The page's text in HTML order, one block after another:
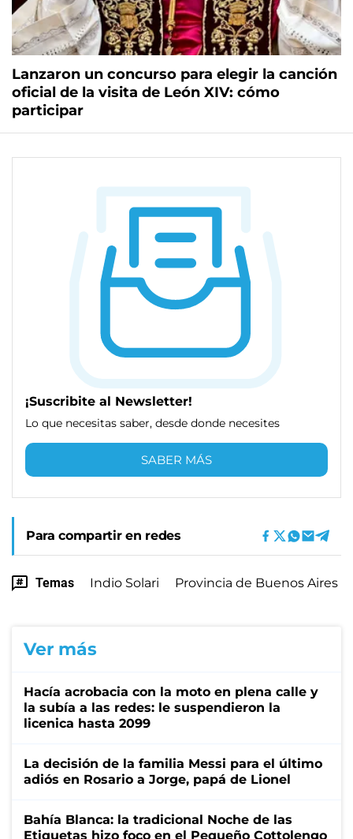
Lanzaron un concurso para elegir la canción
oficial de la visita de León XIV: cómo
participar
¡Suscribite al Newsletter!
Lo que necesitas saber, desde donde necesites
SABER MÁS
Para compartir en redes
Temas Indio Solari Provincia de Buenos Aires
Ver más
Hacía acrobacia con la moto en plena calle y
la subía a las redes: le suspendieron la
licenica hasta 2099
La decisión de la familia Messi para el último
adiós en Rosario a Jorge, papá de Lionel
Bahía Blanca: la tradicional Noche de las
Etiquetas hizo foco en el Pequeño Cottolengo